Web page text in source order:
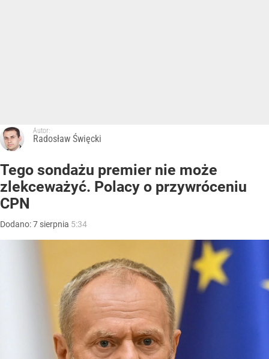
Autor:
Radosław Święcki
Tego sondażu premier nie może
zlekceważyć. Polacy o przywróceniu
CPN
Dodano:7 sierpnia 5:34